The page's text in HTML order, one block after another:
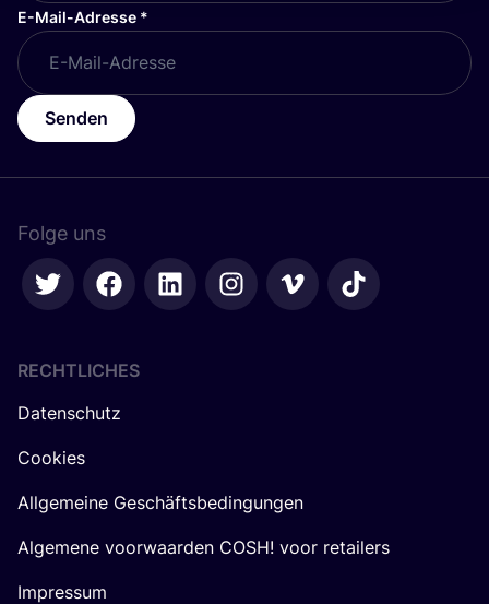
E-Mail-Adresse *
Senden
Folge uns
RECHTLICHES
Datenschutz
Cookies
Allgemeine Geschäftsbedingungen
Algemene voorwaarden COSH! voor retailers
Impressum